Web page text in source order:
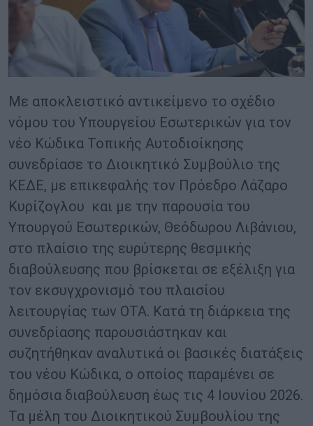
Με αποκλειστικό αντικείμενο το σχέδιο
νόμου του Υπουργείου Εσωτερικών για τον
νέο Κώδικα Τοπικής Αυτοδιοίκησης
συνεδρίασε το Διοικητικό Συμβούλιο της
ΚΕΔΕ, με επικεφαλής τον Πρόεδρο Λάζαρο
Κυρίζογλου και με την παρουσία του
Υπουργού Εσωτερικών, Θεόδωρου Λιβάνιου,
στο πλαίσιο της ευρύτερης θεσμικής
διαβούλευσης που βρίσκεται σε εξέλιξη για
τον εκσυγχρονισμό του πλαισίου
λειτουργίας των ΟΤΑ. Κατά τη διάρκεια της
συνεδρίασης παρουσιάστηκαν και
συζητήθηκαν αναλυτικά οι βασικές διατάξεις
του νέου Κώδικα, ο οποίος παραμένει σε
δημόσια διαβούλευση έως τις 4 Ιουνίου 2026.
Τα μέλη του Διοικητικού Συμβουλίου της